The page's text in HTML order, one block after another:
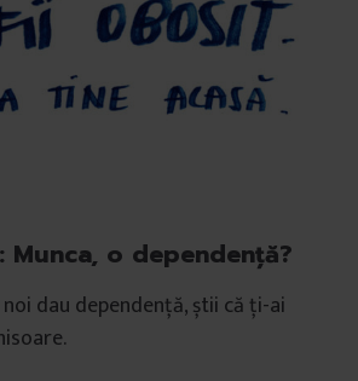
Munca, o dependență?
dau dependență, știi că ți-ai